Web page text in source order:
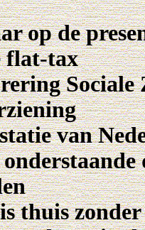
op de
flat-tax
Sociale
van
thuis